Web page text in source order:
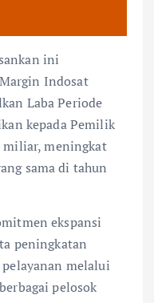
ini
Indosat
Laba Periode
kepada Pemilik
miliar, meningkat
sama di tahun
ekspansi
peningkatan
melalui
pelosok